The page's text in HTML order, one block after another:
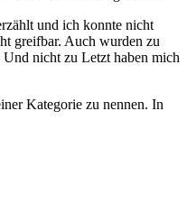
und ich konnte nicht
greifbar. Auch wurden zu
nicht zu Letzt haben mich
Kategorie zu nennen. In